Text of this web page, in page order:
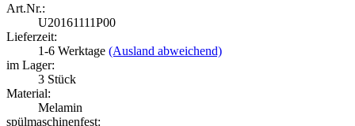
Art.Nr.:
U20161111P00
Lieferzeit:
1-6 Werktage (Ausland abweichend)
im Lager:
3 Stück
Material:
Melamin
spülmaschinenfest: